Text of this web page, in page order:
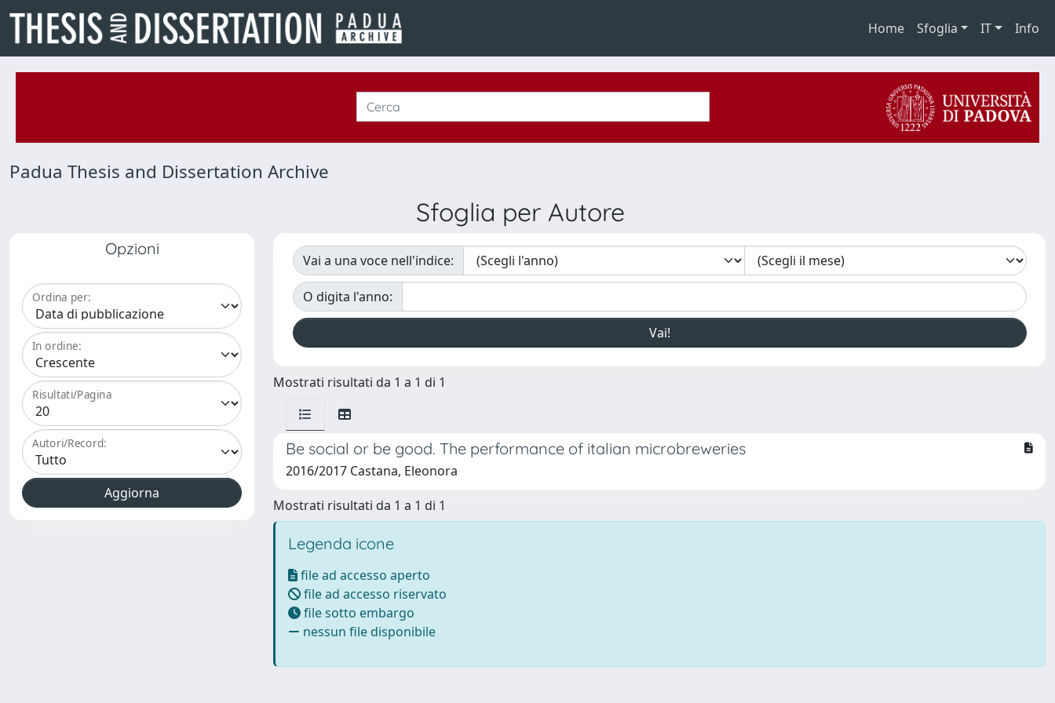
Home Sfoglia IT Info
Padua Thesis and Dissertation Archive
Sfoglia per Autore
Opzioni
Ordina per:
In ordine:
Risultati/Pagina
Autori/Record:
Vai a una voce nell'indice:
O digita l'anno:
Mostrati risultati da 1 a 1 di 1
Be social or be good. The performance of italian microbreweries
2016/2017 Castana, Eleonora
Mostrati risultati da 1 a 1 di 1
Legenda icone
file ad accesso aperto
file ad accesso riservato
file sotto embargo
nessun file disponibile